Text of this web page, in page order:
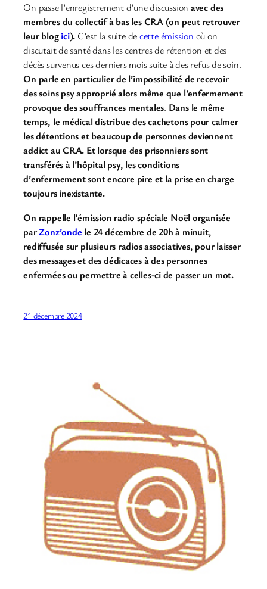
On passe l’enregistrement d’une discussion avec des
membres du collectif à bas les CRA (on peut retrouver
leur blogici). C’est la suite decette émission où on
discutait de santé dans les centres de rétention et des
décès survenus ces derniers mois suite à des refus de soin.
On parle en particulier de l’impossibilité de recevoir
des soins psy approprié alors même que l’enfermement
provoque des souffrances mentales. Dans le même
temps, le médical distribue des cachetons pour calmer
les détentions et beaucoup de personnes deviennent
addict au CRA. Et lorsque des prisonniers sont
transférés à l’hôpital psy, les conditions
d’enfermement sont encore pire et la prise en charge
toujours inexistante.
On rappelle l’émission radio spéciale Noël organisée
parZonz’onde le 24 décembre de 20h à minuit,
rediffusée sur plusieurs radios associatives, pour laisser
des messages et des dédicaces à des personnes
enfermées ou permettre à celles-ci de passer un mot.
21 décembre 2024